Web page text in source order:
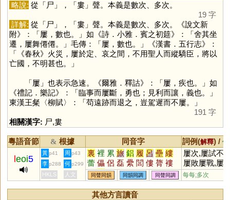
略說: 從「尸 」，「婁」聲。本義是數次、多次。
19 字
詳解: 從「尸 」，「婁」聲。本義是數次、多次。《說文新
附》：「屢，數也。」如《詩．小雅．賓之初筵》：「舍其坐
遷，屢舞僊僊。」毛傳：「屢，數也。」《漢書．五行志》：
「《春秋》火災，屢於定、哀之間，不用聖人而縱驕臣，將以
亡國，不明甚也。」
「屢」也表示急速。《爾雅．釋詁》：「屢，疾也。」如
《禮記．樂記》：「臨事而屢斷，勇也；見利而讓，義也。」
東漢王粲〈柳賦〉：「苟遠跡而退之，豈駕遲而不屢。」
191 字
相關漢字: 尸,婁
粵語音節 & 根據 同音字 詞例(解釋) /
eoi5
黃 p41 周 p43 裏 裡 累 旅 鋁 履 呂 壘 縷
蕾 儡 侶 磊 纍 閭 僂 膂 褸
漯 耒 儽 穭 誄 蜼 儢 癗 謱
櫐 藟 灅 蠝 鸓 櫑 礨 礌 挔
頛 祣 絽 讄 鑸 絫 梠 郘 磥
屢次,屢試不
屢敗屢戰,屢
不鮮
李 p288 何 p299
HKLS 人文 同聲同韻 同韻同調 同聲同調 每每;多次
其他方言讀音